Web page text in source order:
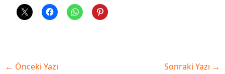
← Önceki Yazı Sonraki Yazı →